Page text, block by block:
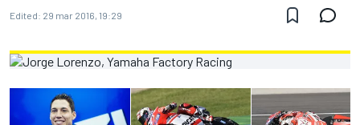
Edited: 29 mar 2016, 19:29